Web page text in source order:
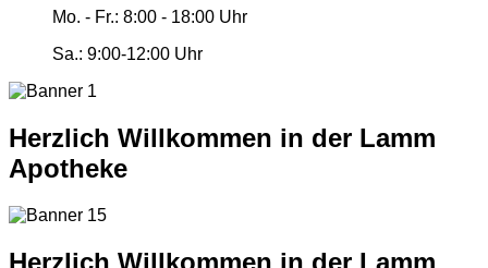
Mo. - Fr.: 8:00 - 18:00 Uhr
Sa.: 9:00-12:00 Uhr
Herzlich Willkommen in der Lamm
Apotheke
Herzlich Willkommen in der Lamm